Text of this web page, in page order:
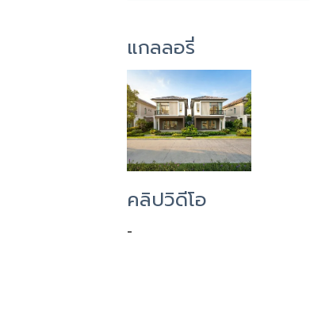
แกลลอรี่
คลิปวิดีโอ
-